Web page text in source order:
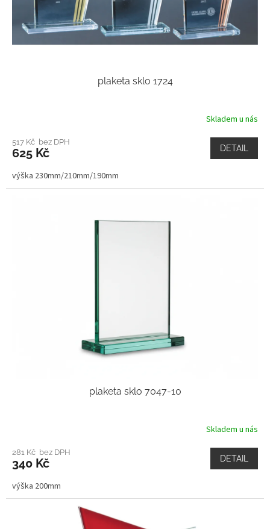
plaketa sklo 1724
Skladem u nás
517 Kč bez DPH
625 Kč DETAIL
výška 230mm/210mm/190mm
plaketa sklo 7047-10
Skladem u nás
281 Kč bez DPH
340 Kč DETAIL
výška 200mm